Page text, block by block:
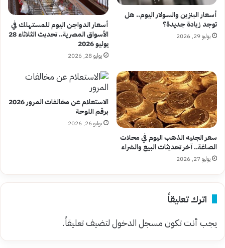
أسعار البنزين والسولار اليوم.. هل
توجد زيادة جديدة؟
يوليو 29, 2026
أسعار الدواجن اليوم للمستهلك في
الأسواق المصرية.. تحديث الثلاثاء 28
يوليو 2026
يوليو 28, 2026
سعر الجنيه الذهب اليوم في محلات
الصاغة.. آخر تحديثات البيع والشراء
يوليو 27, 2026
الاستعلام عن مخالفات المرور 2026
برقم اللوحة
يوليو 26, 2026
اترك تعليقاً
يجب أنت تكونمسجل الدخوللتضيف تعليقاً.